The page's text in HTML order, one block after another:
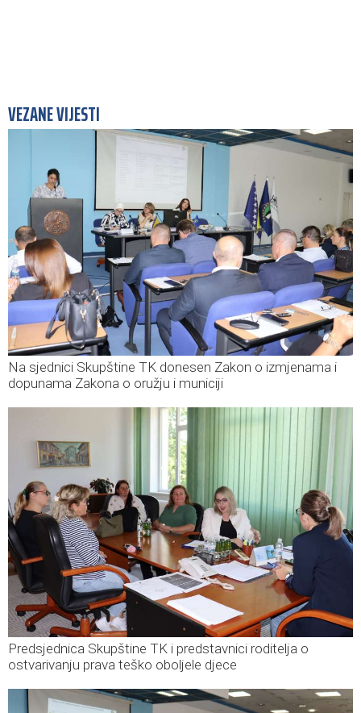
VEZANE VIJESTI
Na sjednici Skupštine TK donesen Zakon o izmjenama i
dopunama Zakona o oružju i municiji
Predsjednica Skupštine TK i predstavnici roditelja o
ostvarivanju prava teško oboljele djece